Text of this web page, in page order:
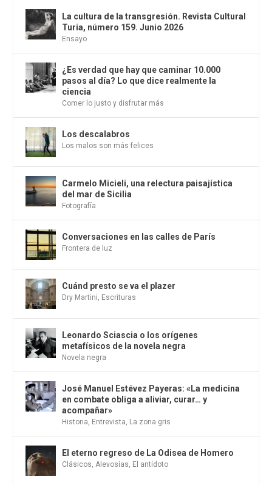
La cultura de la transgresión. Revista Cultural
Turia, número 159. Junio 2026
Ensayo
¿Es verdad que hay que caminar 10.000
pasos al día? Lo que dice realmente la
ciencia
Comer lo justo y disfrutar más
Los descalabros
Los malos son más felices
Carmelo Micieli, una relectura paisajística
del mar de Sicilia
Fotografía
Conversaciones en las calles de París
Frontera de luz
Cuánd presto se va el plazer
Dry Martini, Escrituras
Leonardo Sciascia o los orígenes
metafísicos de la novela negra
Novela negra
José Manuel Estévez Payeras: «La medicina
en combate obliga a aliviar, curar… y
acompañar»
Historia, Entrevista, La zona gris
El eterno regreso de La Odisea de Homero
Clásicos,Alevosías, El antídoto